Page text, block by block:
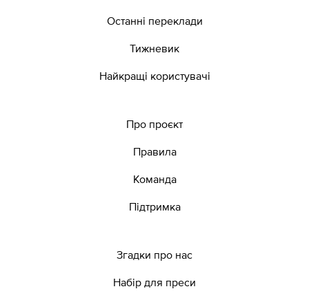
Останні переклади
Тижневик
Найкращі користувачі
Про проєкт
Правила
Команда
Підтримка
Згадки про нас
Набір для преси